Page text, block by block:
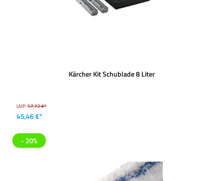
Kärcher Kit Schublade 8 Liter
UVP:57,72 €*
45,46 €*
- 20%